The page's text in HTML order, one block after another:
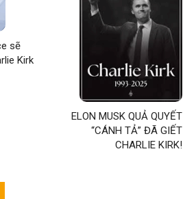
sẽ
Kirk
ELON MUSK QUẢ QUYẾT
“CÁNH TẢ” ĐÃ GIẾT
CHARLIE KIRK!